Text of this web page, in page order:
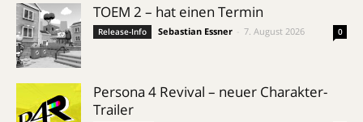
TOEM 2 – hat einen Termin
Release-Info Sebastian Essner 7. August 2026 0
Persona 4 Revival – neuer Charakter-
Trailer